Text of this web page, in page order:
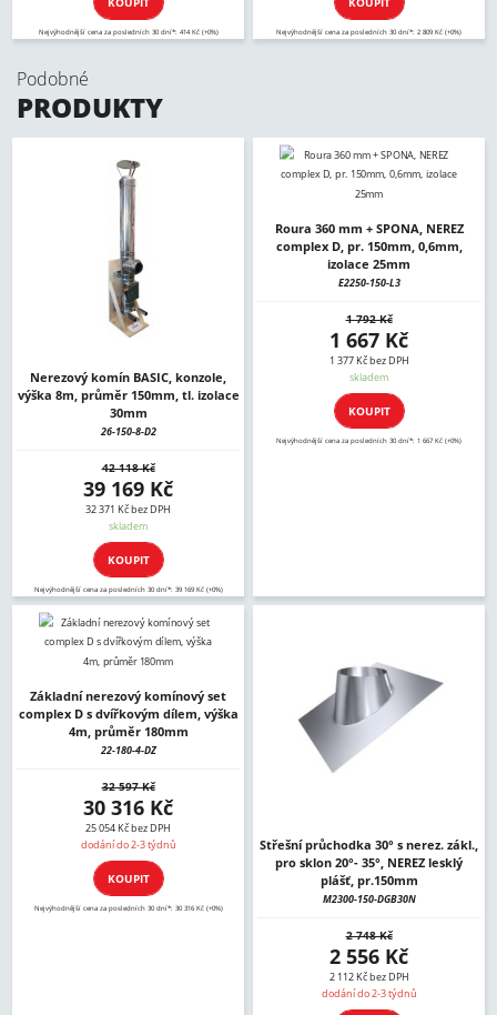
Nejvýhodnější cena za posledních 30 dní*: 414 Kč (+0%) Nejvýhodnější cena za posledních 30 dní*: 2 809 Kč (+0%)
Podobné
PRODUKTY
Nerezový komín BASIC, konzole,
výška 8m, průměr 150mm, tl. izolace
30mm
26-150-8-D2
42 118 Kč
39 169 Kč
32 371 Kč bez DPH
skladem
KOUPIT
Nejvýhodnější cena za posledních 30 dní*: 39 169 Kč (+0%)
Roura 360 mm + SPONA, NEREZ
complex D, pr. 150mm, 0,6mm,
izolace 25mm
E2250-150-L3
1 792 Kč
1 667 Kč
1 377 Kč bez DPH
skladem
KOUPIT
Nejvýhodnější cena za posledních 30 dní*: 1 667 Kč (+0%)
Základní nerezový komínový set
complex D s dvířkovým dílem, výška
4m, průměr 180mm
22-180-4-DZ
32 597 Kč
30 316 Kč
25 054 Kč bez DPH
dodání do 2-3 týdnů
KOUPIT
Nejvýhodnější cena za posledních 30 dní*: 30 316 Kč (+0%)
Střešní průchodka 30° s nerez. zákl.,
pro sklon 20°- 35°, NEREZ lesklý
plášť, pr.150mm
M2300-150-DGB30N
2 748 Kč
2 556 Kč
2 112 Kč bez DPH
dodání do 2-3 týdnů